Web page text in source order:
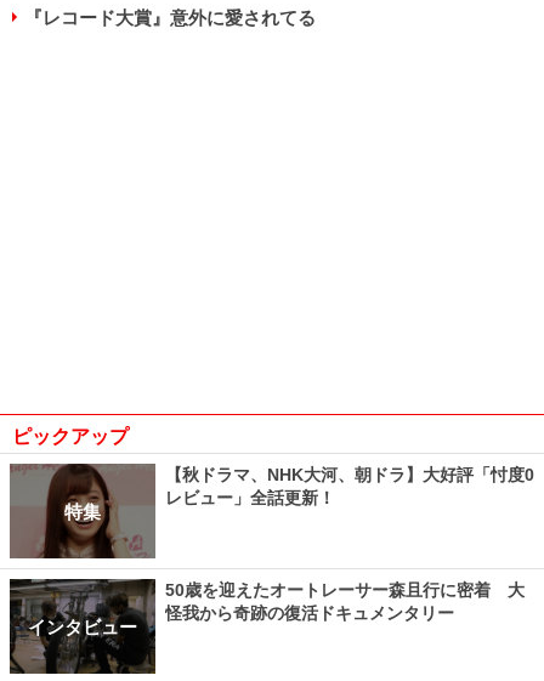
『レコード大賞』意外に愛されてる
ピックアップ
特集
【秋ドラマ、NHK大河、朝ドラ】大好評「忖度0
レビュー」全話更新！
インタビュー
50歳を迎えたオートレーサー森且行に密着 大
怪我から奇跡の復活ドキュメンタリー